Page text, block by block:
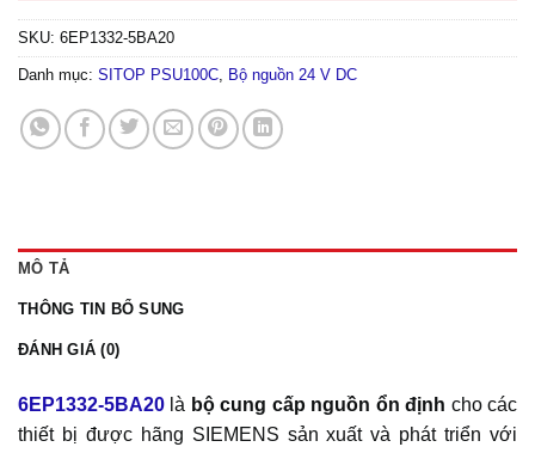
SKU: 6EP1332-5BA20
Danh mục: SITOP PSU100C Bộ nguồn 24 V DC
MÔ TẢ
THÔNG TIN BỔ SUNG
ĐÁNH GIÁ (0)
6EP1332-5BA20 là bộ cung cấp nguồn ổn định cho các
thiết bị được hãng SIEMENS sản xuất và phát triển với